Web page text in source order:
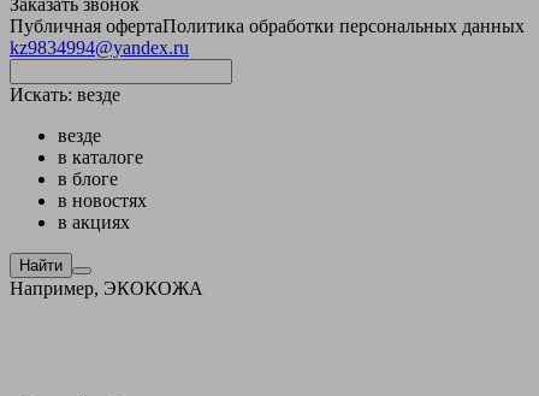
Заказать звонок
Публичная офертаПолитика обработки персональных данных
kz9834994@yandex.ru
Искать: везде
везде
в каталоге
в блоге
в новостях
в акциях
Найти
Например, ЭКОКОЖА